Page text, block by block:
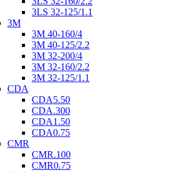
3LS 32-125/1.1
3M
3M 40-160/4
3M 40-125/2.2
3M 32-200/4
3M 32-160/2.2
3M 32-125/1.1
CDA
CDA5.50
CDA.300
CDA1.50
CDA0.75
CMR
CMR.100
CMR0.75